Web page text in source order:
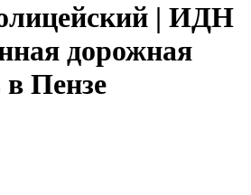
| ИДН
дорожная
в Пензе